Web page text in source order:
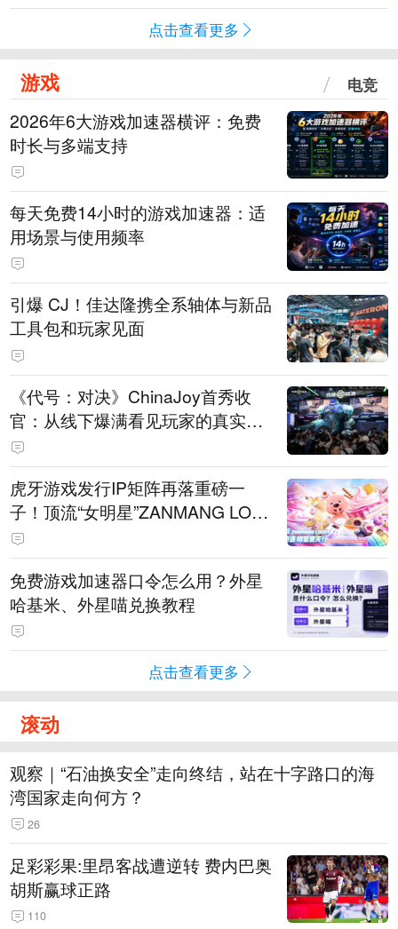
点击查看更多
游戏 电竞
2026年6大游戏加速器横评：免费
时长与多端支持
每天免费14小时的游戏加速器：适
用场景与使用频率
引爆 CJ！佳达隆携全系轴体与新品
工具包和玩家见面
《代号：对决》ChinaJoy首秀收
官：从线下爆满看见玩家的真实期
待
虎牙游戏发行IP矩阵再落重磅一
子！顶流“女明星”ZANMANG LOO
PY 正版3D消除手游《消消奇遇》
惊喜曝光
免费游戏加速器口令怎么用？外星
哈基米、外星喵兑换教程
点击查看更多
滚动
观察｜“石油换安全”走向终结，站在十字路口的海
湾国家走向何方？
26
足彩彩果:里昂客战遭逆转 费内巴奥
胡斯赢球正路
110